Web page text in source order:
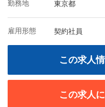
勤務地 東京都
雇用形態 契約社員
この求人
この求人